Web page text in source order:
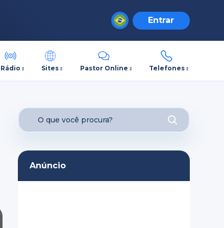
Entrar
Rádio Sites Pastor Online Telefones
Anúncio